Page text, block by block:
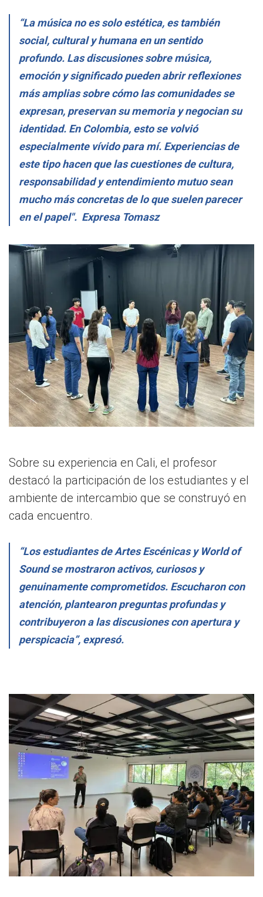
“La música no es solo estética, es también
social, cultural y humana en un sentido
profundo. Las discusiones sobre música,
emoción y significado pueden abrir reflexiones
más amplias sobre cómo las comunidades se
expresan, preservan su memoria y negocian su
identidad. En Colombia, esto se volvió
especialmente vívido para mí. Experiencias de
este tipo hacen que las cuestiones de cultura,
responsabilidad y entendimiento mutuo sean
mucho más concretas de lo que suelen parecer
en el papel". Expresa Tomasz
Sobre su experiencia en Cali, el profesor
destacó la participación de los estudiantes y el
ambiente de intercambio que se construyó en
cada encuentro.
“Los estudiantes de Artes Escénicas y World of
Sound se mostraron activos, curiosos y
genuinamente comprometidos. Escucharon con
atención, plantearon preguntas profundas y
contribuyeron a las discusiones con apertura y
perspicacia”, expresó.